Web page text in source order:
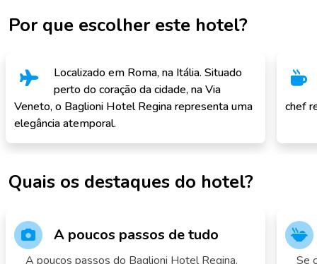
Por que escolher este hotel?
Localizado em Roma, na Itália. Situado
perto do coração da cidade, na Via
Veneto, o Baglioni Hotel Regina representa uma
elegância atemporal.
chef
Quais os destaques do hotel?
A poucos passos de tudo
A poucos passos do Baglioni Hotel Regina,
Se